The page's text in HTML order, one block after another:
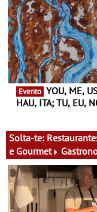
Antiga primeira-
Finlândia é a
primeira edição do
ciclo de debates
aos grandes temas
nosso tempo
Evento
HAU, ITA; TU, EU,
13 de Dezembro
Solta-te:
e Gourmet